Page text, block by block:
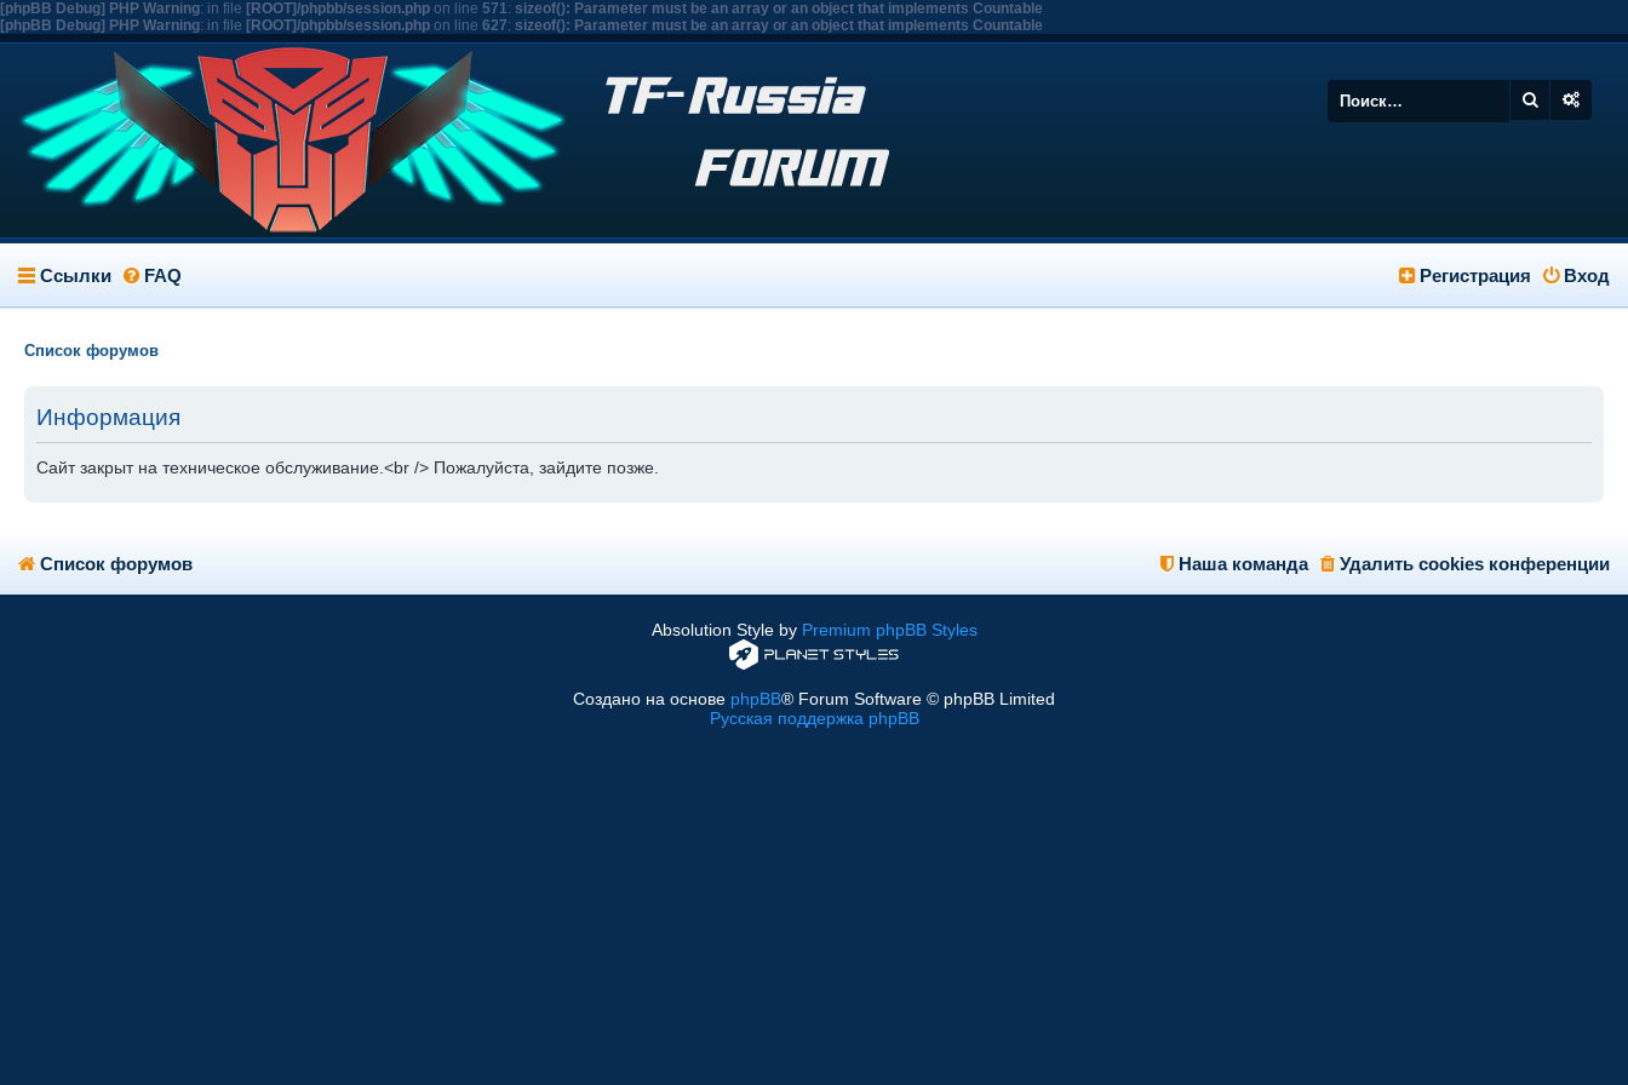
[phpBB Debug] PHP Warning: in file [ROOT]/phpbb/session.php on line 571: sizeof(): Parameter must be an array or an object that implements Countable
[phpBB Debug] PHP Warning: in file [ROOT]/phpbb/session.php on line 627: sizeof(): Parameter must be an array or an object that implements Countable
Ссылки FAQ Вход
Регистрация
Список форумов
Информация
Сайт закрыт на техническое обслуживание.<br /> Пожалуйста, зайдите позже.
Список форумов Удалить cookies конференции
Наша команда
Absolution Style by Premium phpBB Styles
Создано на основе phpBB® Forum Software © phpBB Limited
Русская поддержка phpBB